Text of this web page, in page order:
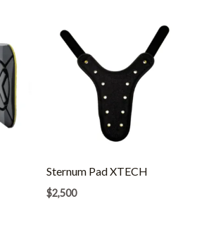
Sternum Pad XTECH
$2,500